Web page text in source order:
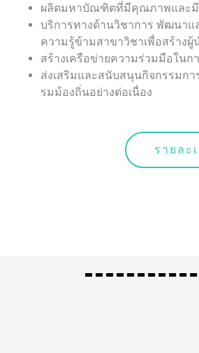
ผลิตมหาบัณฑิตที่มีคุณภาพและมี
บริการทางด้านวิชาการ พัฒนาแ
ความรู้ข้ามสาขาวิชาเพื่อสร้าง
สร้างเครือข่ายความร่วมมือใน
ส่งเสริมและสนับสนุนกิจกรรมก
รมม้องถิ่นอย่างต่อเนื่อง
รายละ